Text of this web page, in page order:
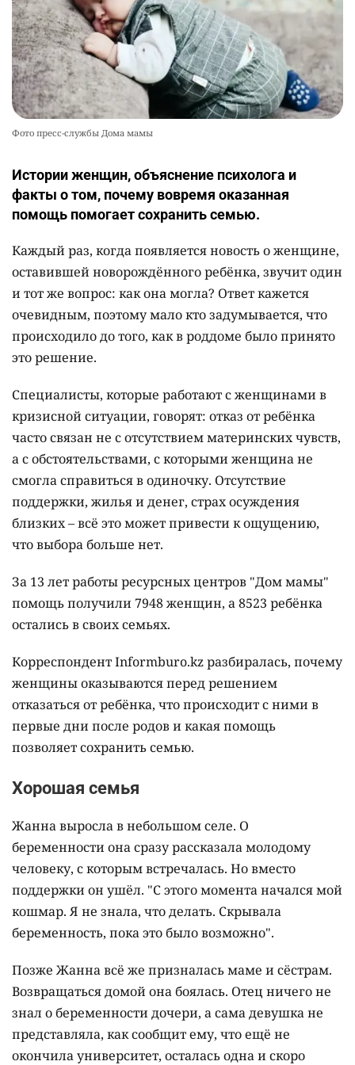
Фото пресс-службы Дома мамы
Истории женщин, объяснение психолога и
факты о том, почему вовремя оказанная
помощь помогает сохранить семью.
Каждый раз, когда появляется новость о женщине,
оставившей новорождённого ребёнка, звучит один
и тот же вопрос: как она могла? Ответ кажется
очевидным, поэтому мало кто задумывается, что
происходило до того, как в роддоме было принято
это решение.
Специалисты, которые работают с женщинами в
кризисной ситуации, говорят: отказ от ребёнка
часто связан не с отсутствием материнских чувств,
а с обстоятельствами, с которыми женщина не
смогла справиться в одиночку. Отсутствие
поддержки, жилья и денег, страх осуждения
близких – всё это может привести к ощущению,
что выбора больше нет.
За 13 лет работы ресурсных центров "Дом мамы"
помощь получили 7948 женщин, а 8523 ребёнка
остались в своих семьях.
Корреспондент Informburo.kz разбиралась, почему
женщины оказываются перед решением
отказаться от ребёнка, что происходит с ними в
первые дни после родов и какая помощь
позволяет сохранить семью.
Хорошая семья
Жанна выросла в небольшом селе. О
беременности она сразу рассказала молодому
человеку, с которым встречалась. Но вместо
поддержки он ушёл. "С этого момента начался мой
кошмар. Я не знала, что делать. Скрывала
беременность, пока это было возможно".
Позже Жанна всё же призналась маме и сёстрам.
Возвращаться домой она боялась. Отец ничего не
знал о беременности дочери, а сама девушка не
представляла, как сообщит ему, что ещё не
окончила университет, осталась одна и скоро